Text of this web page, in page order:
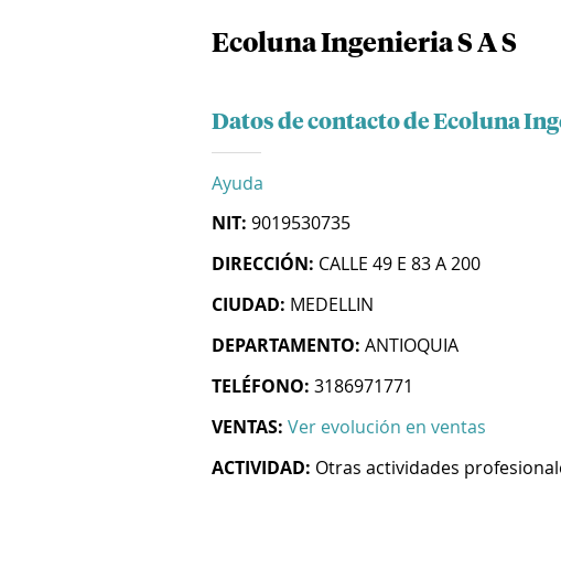
Ecoluna Ingenieria S A S
Datos de contacto de Ecoluna
Ayuda
NIT: 9019530735
DIRECCIÓN: CALLE 49 E 83 A 200
CIUDAD: MEDELLIN
DEPARTAMENTO: ANTIOQUIA
TELÉFONO: 3186971771
VENTAS: Ver evolución en ventas
ACTIVIDAD: Otras actividades